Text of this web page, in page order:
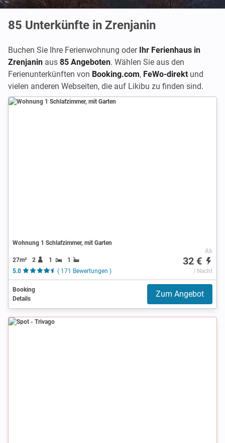
85 Unterkünfte in Zrenjanin
Buchen Sie Ihre Ferienwohnung oder Ihr Ferienhaus in
Zrenjanin aus 85 Angeboten. Wählen Sie aus den
Ferienunterkünften von Booking.com, FeWo-direkt und
vielen anderen Webseiten, die auf Likibu zu finden sind.
Wohnung 1 Schlafzimmer, mit Garten
27m² 2 1
1
5.0
( 171 Bewertungen )
Ab
32 €
/ Nacht
Booking
Details
Zum Angebot
Spot